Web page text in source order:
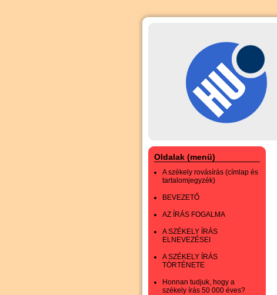
Oldalak (menü)
A székely rovásírás (címlap és
tartalomjegyzék)
BEVEZETŐ
AZ ÍRÁS FOGALMA
A SZÉKELY ÍRÁS
ELNEVEZÉSEI
A SZÉKELY ÍRÁS
TÖRTÉNETE
Honnan tudjuk, hogy a
székely írás 50 000 éves?